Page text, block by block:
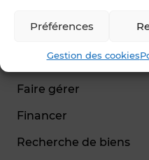
Préférences
Gestion des cookies
Louer
Faire gérer
Financer
Recherche de biens